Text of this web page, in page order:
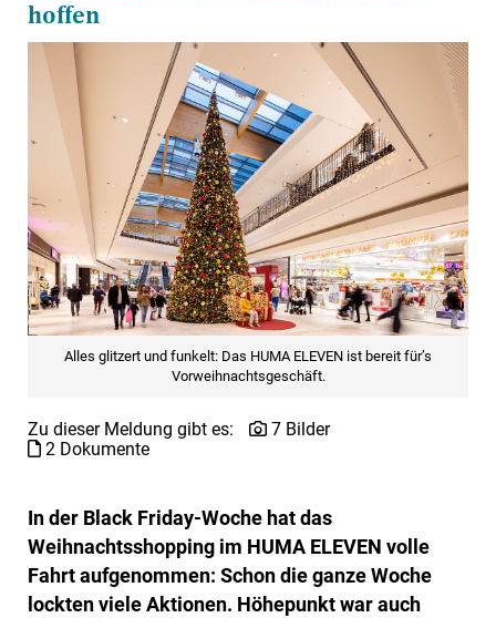
hoffen
Alles glitzert und funkelt: Das HUMA ELEVEN ist bereit für’s
Vorweihnachtsgeschäft.
Zu dieser Meldung gibt es:
7 Bilder
2 Dokumente
In der Black Friday-Woche hat das
Weihnachtsshopping im HUMA ELEVEN volle
Fahrt aufgenommen: Schon die ganze Woche
lockten viele Aktionen. Höhepunkt war auch